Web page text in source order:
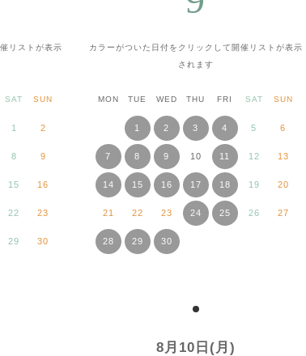
リストが表示
SAT SUN
1 2
8 9
15 16
22 23
29 30
カラーがついた日付をクリックして 開催リストが表示
されます
MON TUE WED THU FRI SAT SUN
1 2 3 4 5 6
7 8 9 10 11 12 13
14 15 16 17 18 19 20
21 22 23 24 25 26 27
28 29 30
8月10日(月)